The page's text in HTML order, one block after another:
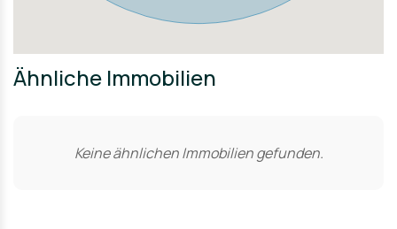
Ähnliche Immobilien
Keine ähnlichen Immobilien gefunden.